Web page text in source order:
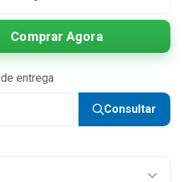
Comprar Agora
entrega
Consultar